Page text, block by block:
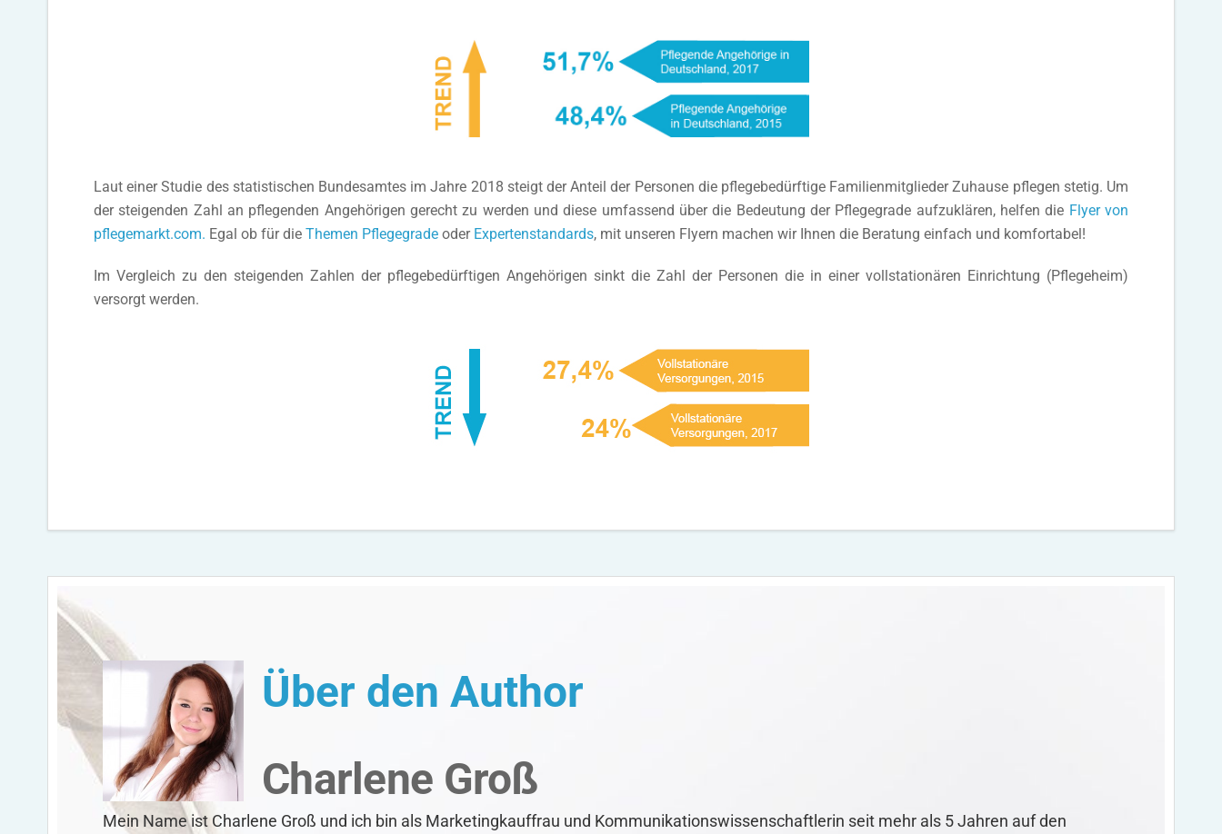
Laut einer Studie des statistischen Bundesamtes im Jahre 2018 steigt der Anteil der Personen die pflegebedürftige Familienmitglieder Zuhause pflegen stetig. Um
der steigenden Zahl an pflegenden Angehörigen gerecht zu werden und diese umfassend über die Bedeutung der Pflegegrade aufzuklären, helfen die Flyer von
pflegemarkt.com. Egal ob für die Themen Pflegegrade oder Expertenstandards, mit unseren Flyern machen wir Ihnen die Beratung einfach und komfortabel!
Im Vergleich zu den steigenden Zahlen der pflegebedürftigen Angehörigen sinkt die Zahl der Personen die in einer vollstationären Einrichtung (Pflegeheim)
versorgt werden.
Über den Author
Charlene Groß
Mein Name ist Charlene Groß und ich bin als Marketingkauffrau und Kommunikationswissenschaftlerin seit mehr als 5 Jahren auf den